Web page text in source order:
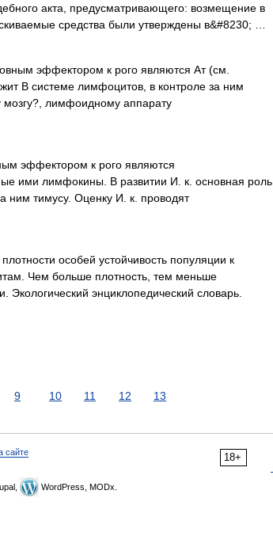
акта, предусматривающего: возмещение в
средства были утверждены в&#8230; …
эффектором к рого являются Ат (см.
В системе лимфоцитов, в контроле за ним
мозгу?, лимфоидному аппарату
эффектором к рого являются
ими лимфокины. В развитии И. к. основная роль
ним тимусу. Оценку И. к. проводят
особей устойчивость популяции к
Чем больше плотность, тем меньше
энциклопедический словарь.
9 10 11 12 13
18+
сайте
WordPress, MODx.